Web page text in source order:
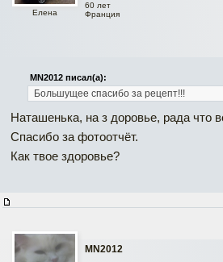
Елена
60 лет
Франция
MN2012 писал(а):
Большущее спасибо за рецепт!!!
Наташенька, на з доровье, рада что
Спасибо за фотоотчёт.
Как твое здоровье?
MN2012